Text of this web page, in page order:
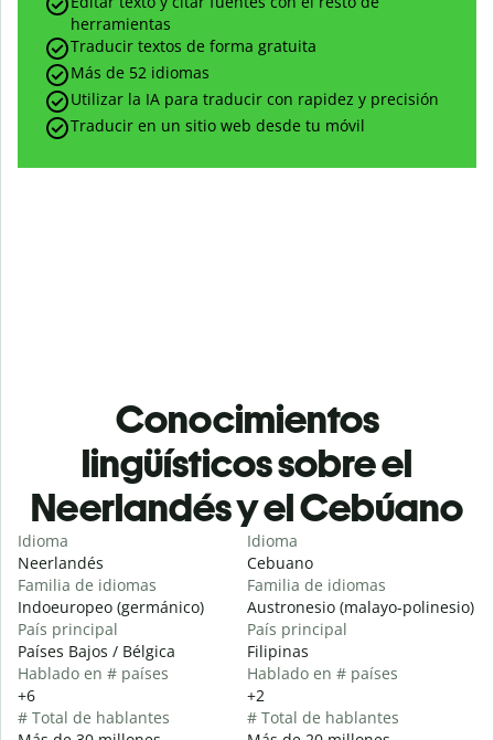
herramientas
Traducir textos de forma gratuita
Más de 52 idiomas
Utilizar la IA para traducir con rapidez y precisión
Traducir en un sitio web desde tu móvil
Conocimientos
lingüísticos sobre el
Neerlandés y el Cebúano
Idioma
Neerlandés
Familia de idiomas
Indoeuropeo (germánico)
País principal
Países Bajos / Bélgica
Hablado en # países
+6
# Total de hablantes
Idioma
Cebuano
Familia de idiomas
Austronesio (malayo-polinesio)
País principal
Filipinas
Hablado en # países
+2
# Total de hablantes